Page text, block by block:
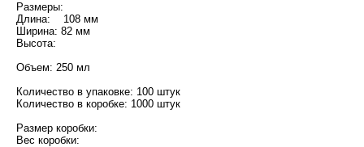
Размеры:
Длина: 108 мм
Ширина: 82 мм
Высота:
Объем: 250 мл
Количество в упаковке: 100 штук
Количество в коробке: 1000 штук
Размер коробки:
Вес коробки: